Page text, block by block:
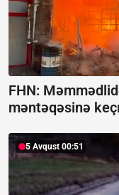
FHN:
məntəqəsinə
5 Avqust 00:51